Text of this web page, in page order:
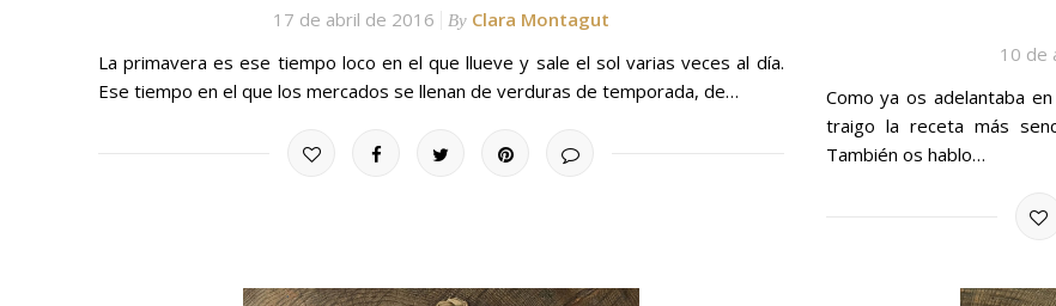
17 de abril de 2016 By Clara Montagut
La primavera es ese tiempo loco en el que llueve y sale el sol varias veces al día.
Ese tiempo en el que los mercados se llenan de verduras de temporada, de…
10 de
Como ya os adelantaba
traigo la receta más
También os hablo…